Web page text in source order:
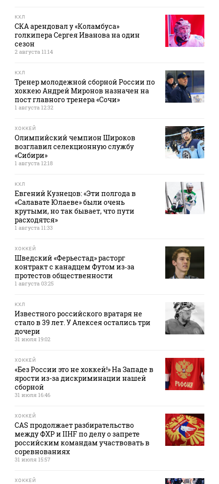
КХЛ
СКА арендовал у «Коламбуса»
голкипера Сергея Иванова на один
сезон
2 августа 11:14
КХЛ
Тренер молодежной сборной России по
хоккею Андрей Миронов назначен на
пост главного тренера «Сочи»
1 августа 12:32
ХОККЕЙ
Олимпийский чемпион Широков
возглавил селекционную службу
«Сибири»
1 августа 12:18
КХЛ
Евгений Кузнецов: «Эти полгода в
«Салавате Юлаеве» были очень
крутыми, но так бывает, что пути
расходятся»
1 августа 11:33
ХОККЕЙ
Шведский «Ферьестад» расторг
контракт с канадцем Футом из‑за
протестов общественности
1 августа 03:25
КХЛ
Известного российского вратаря не
стало в 39 лет. У Алексея остались три
дочери
31 июля 19:02
ХОККЕЙ
«Без России это не хоккей!» На Западе в
ярости из-за дискриминации нашей
сборной
31 июля 16:46
ХОККЕЙ
CAS продолжает разбирательство
между ФХР и IIHF по делу о запрете
российским командам участвовать в
соревнованиях
31 июля 15:57
ХОККЕЙ